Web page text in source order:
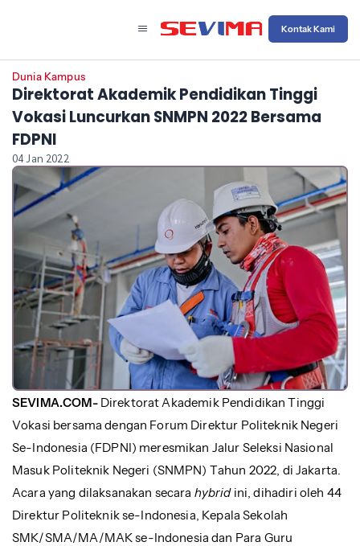
Kontak Kami
Dunia Kampus
Direktorat Akademik Pendidikan Tinggi
Vokasi Luncurkan SNMPN 2022 Bersama
FDPNI
04 Jan 2022
SEVIMA.COM- Direktorat Akademik Pendidikan Tinggi
Vokasi bersama dengan Forum Direktur Politeknik Negeri
Se-Indonesia (FDPNI) meresmikan Jalur Seleksi Nasional
Masuk Politeknik Negeri (SNMPN) Tahun 2022, di Jakarta.
Acara yang dilaksanakan secara hybridini, dihadiri oleh 44
Direktur Politeknik se-Indonesia, Kepala Sekolah
SMK/SMA/MA/MAK se-Indonesia dan Para Guru